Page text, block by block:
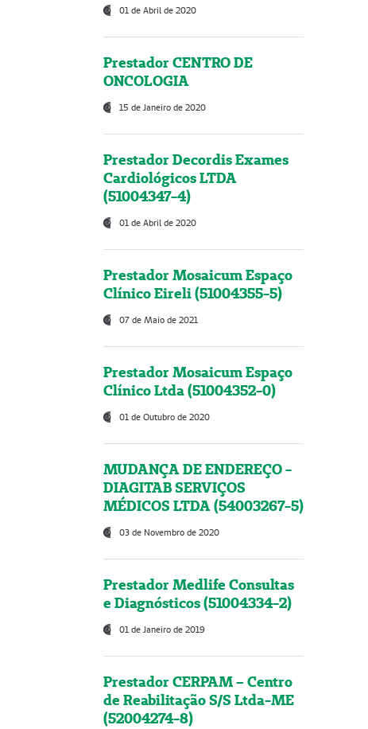
01 de Abril de 2020
Prestador CENTRO DE
ONCOLOGIA
15 de Janeiro de 2020
Prestador Decordis Exames
Cardiológicos LTDA
(51004347-4)
01 de Abril de 2020
Prestador Mosaicum Espaço
Clínico Eireli (51004355-5)
07 de Maio de 2021
Prestador Mosaicum Espaço
Clínico Ltda (51004352-0)
01 de Outubro de 2020
MUDANÇA DE ENDEREÇO -
DIAGITAB SERVIÇOS
MÉDICOS LTDA (54003267-5)
03 de Novembro de 2020
Prestador Medlife Consultas
e Diagnósticos (51004334-2)
01 de Janeiro de 2019
Prestador CERPAM – Centro
de Reabilitação S/S Ltda-ME
(52004274-8)